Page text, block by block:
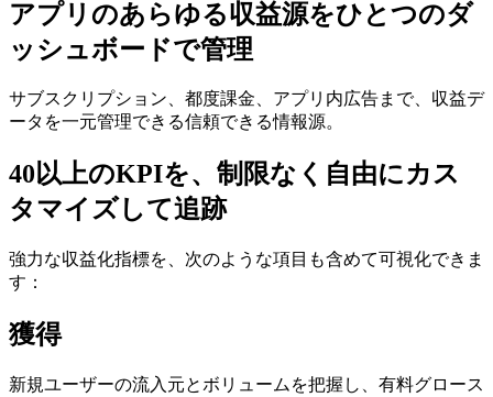
アプリのあらゆる収益源をひとつのダ
ッシュボードで管理
サブスクリプション、都度課金、アプリ内広告まで、収益デ
ータを一元管理できる信頼できる情報源。
40以上のKPIを、制限なく自由にカス
タマイズして追跡
強力な収益化指標を、次のような項目も含めて可視化できま
す：
獲得
新規ユーザーの流入元とボリュームを把握し、有料グロース